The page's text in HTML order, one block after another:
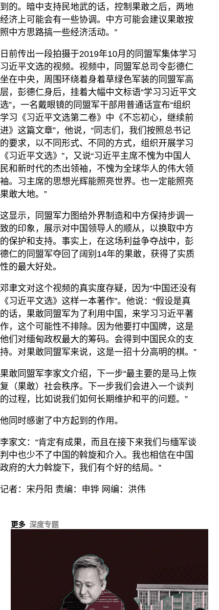
到的。暗中支持民地武的话，控制果敢之后，两地
经济上可能会有一些协调。中方可能会建议果敢按
照中方思路搞一些经济活动。”
日前传出一段拍摄于2019年10月的同盟军集体学习
习近平文选的视频。视频中，同盟军总司令彭德仁
坐在中央，周围环绕着身着草绿色军装的同盟军高
层，彭德仁身后，挂着大幅中文标语“学习习近平文
选”，一名戴眼镜的同盟军干部用普通话宣布“组织
学习《习近平文选第二卷》中《不忘初心，继续前
进》这篇文章”，他说，“同志们，我们按照总书记
的要求，以不同形式、不同的方式，组织开展学习
《习近平文选》”，又说“习近平主席不愧为中国人
民和新时代的杰出领袖，不愧为全球华人的伟大领
袖。习主席的思想光辉能照亮世界。也一定能照亮
果敢大地。”
这显示，同盟军力图给外界制造和中方保持步调一
致的印象，展示对中国领导人的顺从，以换取中方
的保护和支持。事实上，在这场利益争夺战中，彭
德仁的同盟军夺回了阔别14年的果敢，获得了实质
性的最大好处。
邓聿文对这个视频的真实度存疑，因为“中国还没有
《习近平文选》这样一本著作”。他说：“假设是真
的话，果敢同盟军为了利用中国，来学习习近平著
作，这个可能性不排除。因为他要打中国牌，这是
他们对缅甸政权最大的筹码。会得到中国民众的支
持。对果敢同盟军来说，这是一招十分高明的棋。”
果敢同盟军李家文介绍，下一步“最主要的是马上恢
复（果敢）社会秩序。下一步我们会进入一个谈判
的过程，比如说我们如何长期维护和平的问题。”
他同时感谢了中方起到的作用。
李家文：“肯定有成果，而且在接下来我们与缅军谈
判中也少不了中国的斡旋和介入。我也相信在中国
政府的大力斡旋下，我们有个好的结局。”
记者：宋丹阳 责编：申铧 网编：洪伟
更多 深度专题